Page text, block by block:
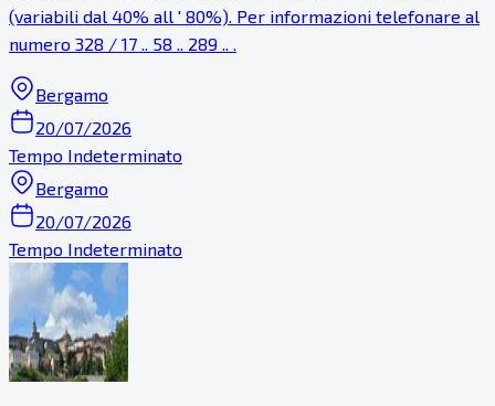
(variabili dal 40% all ' 80%). Per informazioni telefonare al
numero 328 / 17 .. 58 .. 289 .. .
Bergamo
20/07/2026
Tempo Indeterminato
Bergamo
20/07/2026
Tempo Indeterminato